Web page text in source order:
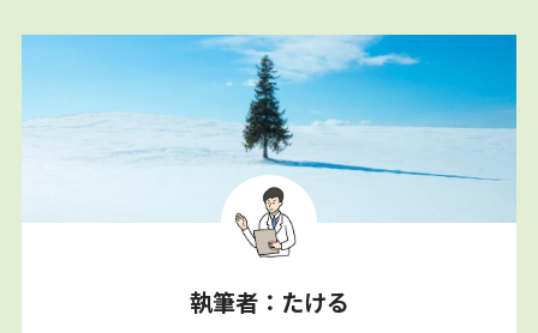
執筆者：たける